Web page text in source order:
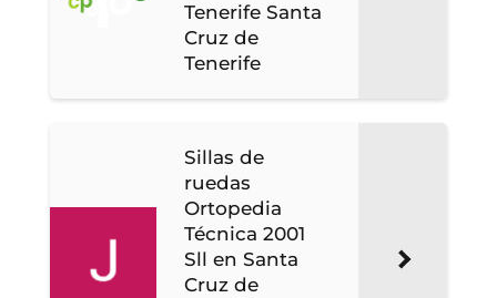
Tenerife Santa
Cruz de
Tenerife
Sillas de
ruedas
Ortopedia
Técnica 2001
Sll en Santa
Cruz de